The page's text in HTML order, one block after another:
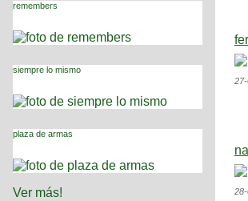
remembers
siempre lo mismo
plaza de armas
Ver más!